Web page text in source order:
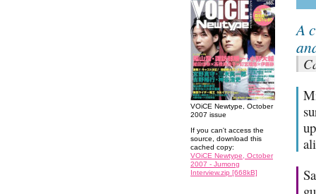
VOiCE Newtype, October
2007 issue
If you can't access the
source, download this
cached copy:
VOiCE Newtype, October
2007 - Jumong
Interview.zip [668kB]
A